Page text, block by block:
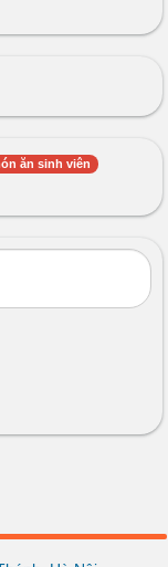
ăn sinh viên